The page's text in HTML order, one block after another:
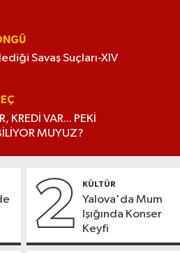
Savaş Suçları-XIV
KREDİ VAR... PEKİ
MUYUZ?
2 KÜLTÜR
Yalova'da Mum
Işığında Konser
Keyfi